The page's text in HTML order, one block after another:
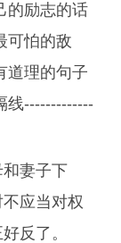
的励志的话
可怕的敌
道理的句子
线-------------
妻子下
应当对权
反了。